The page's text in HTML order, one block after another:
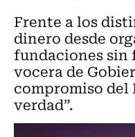
Frente a los
dinero desde
fundaciones sin
vocera de
compromiso del
verdad”.